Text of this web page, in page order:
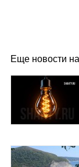
Еще новости